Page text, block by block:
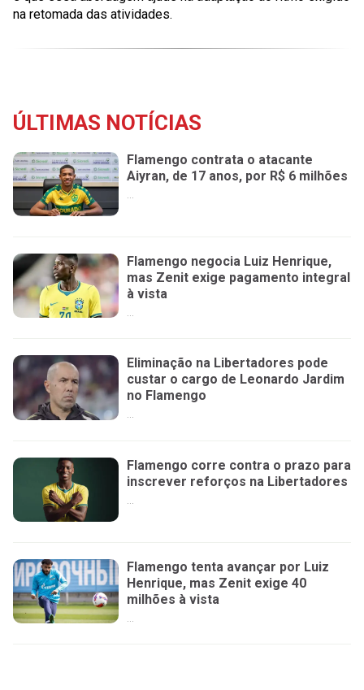
na retomada das atividades.
ÚLTIMAS NOTÍCIAS
Flamengo contrata o atacante
Aiyran, de 17 anos, por R$ 6 milhões
...
Flamengo negocia Luiz Henrique,
mas Zenit exige pagamento integral
à vista
...
Eliminação na Libertadores pode
custar o cargo de Leonardo Jardim
no Flamengo
...
Flamengo corre contra o prazo para
inscrever reforços na Libertadores
Flamengo tenta avançar por Luiz
Henrique, mas Zenit exige 40
milhões à vista
...